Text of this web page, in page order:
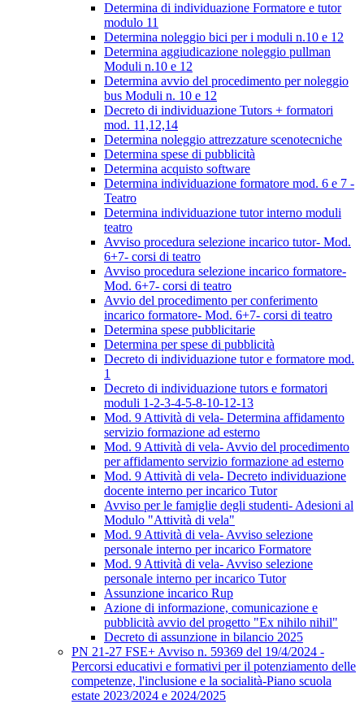
Determina di individuazione Formatore e tutor
modulo 11
Determina noleggio bici per i moduli n.10 e 12
Determina aggiudicazione noleggio pullman
Moduli n.10 e 12
Determina avvio del procedimento per noleggio
bus Moduli n. 10 e 12
Decreto di individuazione Tutors + formatori
mod. 11,12,14
Determina noleggio attrezzature scenotecniche
Determina spese di pubblicità
Determina acquisto software
Determina individuazione formatore mod. 6 e 7 -
Teatro
Determina individuazione tutor interno moduli
teatro
Avviso procedura selezione incarico tutor- Mod.
6+7- corsi di teatro
Avviso procedura selezione incarico formatore-
Mod. 6+7- corsi di teatro
Avvio del procedimento per conferimento
incarico formatore- Mod. 6+7- corsi di teatro
Determina spese pubblicitarie
Determina per spese di pubblicità
Decreto di individuazione tutor e formatore mod.
1
Decreto di individuazione tutors e formatori
moduli 1-2-3-4-5-8-10-12-13
Mod. 9 Attività di vela- Determina affidamento
servizio formazione ad esterno
Mod. 9 Attività di vela- Avvio del procedimento
per affidamento servizio formazione ad esterno
Mod. 9 Attività di vela- Decreto individuazione
docente interno per incarico Tutor
Avviso per le famiglie degli studenti- Adesioni al
Modulo "Attività di vela"
Mod. 9 Attività di vela- Avviso selezione
personale interno per incarico Formatore
Mod. 9 Attività di vela- Avviso selezione
personale interno per incarico Tutor
Assunzione incarico Rup
Azione di informazione, comunicazione e
pubblicità avvio del progetto "Ex nihilo nihil"
Decreto di assunzione in bilancio 2025
PN 21-27 FSE+ Avviso n. 59369 del 19/4/2024 -
Percorsi educativi e formativi per il potenziamento delle
competenze, l'inclusione e la socialità-Piano scuola
estate 2023/2024 e 2024/2025